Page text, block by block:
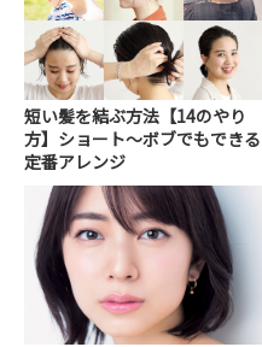
短い髪を結ぶ方法【14のやり
方】ショート～ボブでもできる
定番アレンジ